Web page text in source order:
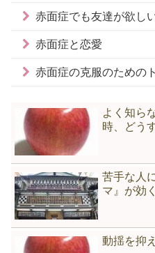
赤面症でも友達が欲し
赤面症と恋愛
赤面症の克服のための
よく知ら
時、どう
苦手な人
マ』が効
動揺を抑